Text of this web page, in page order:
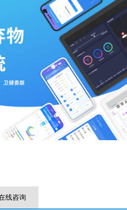
线咨询